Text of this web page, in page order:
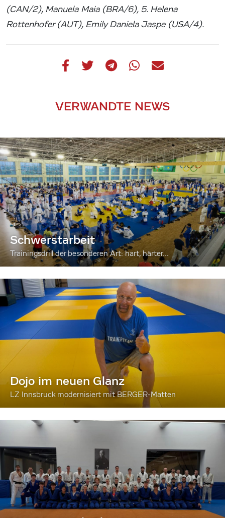
(CAN/2), Manuela Maia (BRA/6), 5. Helena
Rottenhofer (AUT), Emily Daniela Jaspe (USA/4).
VERWANDTE NEWS
Schwerstarbeit
Trainingsdrill der besonderen Art: hart, härter...
Dojo im neuen Glanz
LZ Innsbruck modernisiert mit BERGER-Matten